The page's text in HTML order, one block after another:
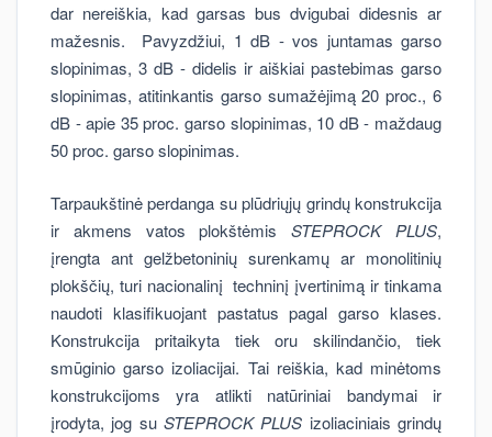
dar nereiškia, kad garsas bus dvigubai didesnis ar
mažesnis. Pavyzdžiui, 1 dB - vos juntamas garso
slopinimas, 3 dB - didelis ir aiškiai pastebimas garso
slopinimas, atitinkantis garso sumažėjimą 20 proc., 6
dB - apie 35 proc. garso slopinimas, 10 dB - maždaug
50 proc. garso slopinimas.
Tarpaukštinė perdanga su plūdriųjų grindų konstrukcija
ir akmens vatos plokštėmisSTEPROCK PLUS,
įrengta ant gelžbetoninių surenkamų ar monolitinių
plokščių, turi nacionalinį techninį įvertinimą ir tinkama
naudoti klasifikuojant pastatus pagal garso klases.
Konstrukcija pritaikyta tiek oru skilindančio, tiek
smūginio garso izoliacijai. Tai reiškia, kad minėtoms
konstrukcijoms yra atlikti natūriniai bandymai ir
įrodyta, jog su STEPROCK PLUS izoliaciniais grindų